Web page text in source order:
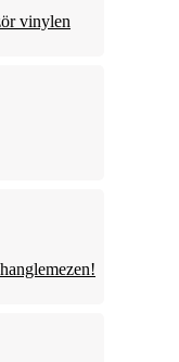
vinylen